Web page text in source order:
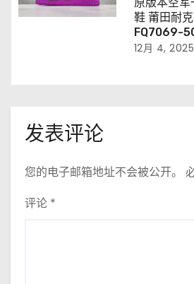
鞋 莆田耐克
FQ7069-
12月 4, 2025
发表评论
您的电子邮箱地址不会被公开。
评论 *